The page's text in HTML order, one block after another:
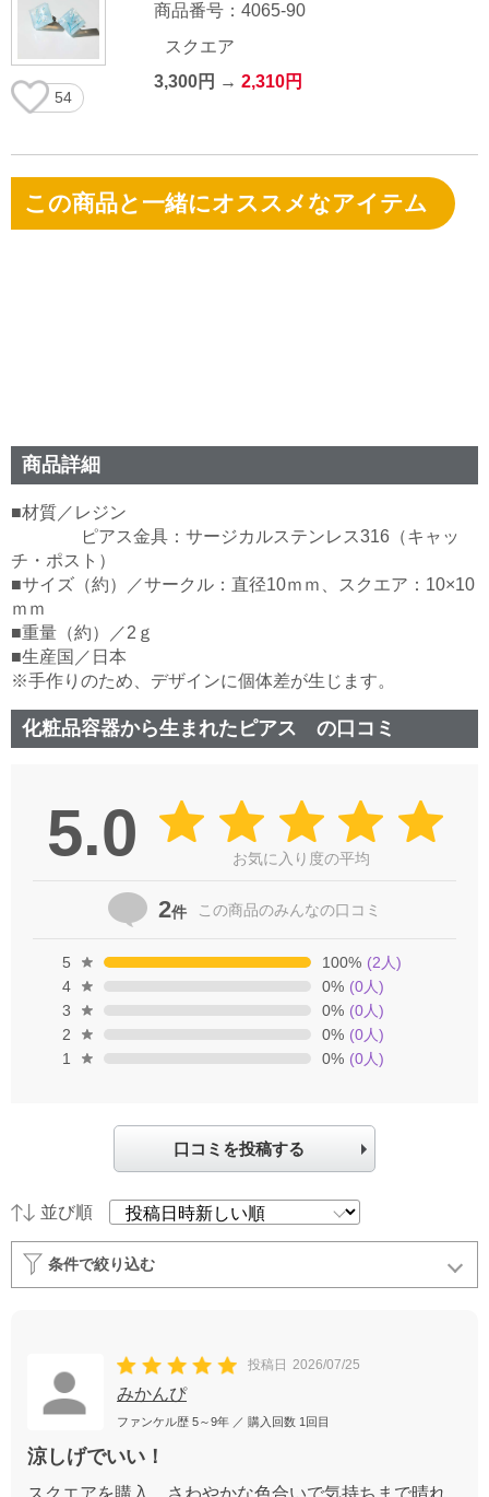
54
商品番号：4065-90
スクエア
3,300円 → 2,310円
この商品と一緒にオススメなアイテム
商品詳細
■材質／レジン
ピアス金具：サージカルステンレス316（キャッ
チ・ポスト）
■サイズ（約）／サークル：直径10ｍｍ、スクエア：10×10
ｍｍ
■重量（約）／2ｇ
■生産国／日本
※手作りのため、デザインに個体差が生じます。
化粧品容器から生まれたピアス の口コミ
5.0 お気に入り度の平均
2件 この商品のみんなの口コミ
5 100% (2 人)
4
0% (0人)
3
0% (0人)
2
0% (0人)
1
0% (0人)
口コミを投稿する
並び順
条件で絞り込む
投稿日 2026/07/25
みかんぴ
ファンケル歴 5～9年 ／ 購入回数 1回目
涼しげでいい！
スクエアを購入。さわやかな色合いで気持ちまで晴れ